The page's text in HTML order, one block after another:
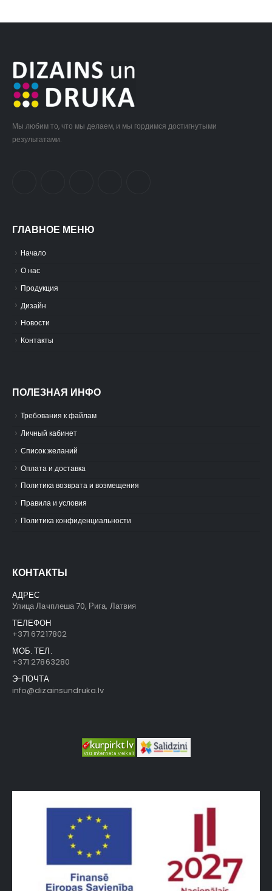
Мы любим то, что мы делаем, и мы гордимся достигнутыми
результатами.
ГЛАВНОЕ МЕНЮ
Hачало
О нас
Продукция
Дизайн
Новости
Контакты
ПОЛЕЗНАЯ ИНФО
Требования к файлам
Личный кабинет
Список желаний
Оплата и доставка
Политика возврата и возмещения
Правила и условия
Политика конфиденциальности
КОНТАКТЫ
АДРЕС
Улица Лачплеша 70, Рига, Латвия
ТЕЛЕФОН
+371 67217802
МОБ. ТЕЛ.
+371 27863280
Э-ПОЧТА
info@dizainsundruka.lv